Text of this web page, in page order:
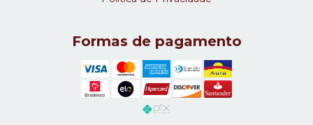
Formas de pagamento